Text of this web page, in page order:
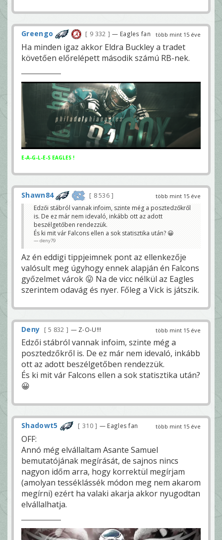
több mint 15 éve
Greengo 9 332 — Eagles fan
Ha minden igaz akkor Eldra Buckley a tradet
követően előrelépett második számú RB-nek.
E-A-G-L-E-S EAGLES !
több mint 15 éve
Shawn84
8 536
Edzői stábról vannak infoim, szinte még a posztedzőkről
is. De ez már nem idevaló, inkább ott az adott
beszélgetőben rendezzük.
És ki mit vár Falcons ellen a sok statisztika után? 😀
deny79
Az én eddigi tippjeimnek pont az ellenkezője
valósult meg úgyhogy ennek alapján én Falcons
győzelmet várok 😛 Na de vicc nélkül az Eagles
szerintem odavág és nyer. Főleg a Vick is játszik.
több mint 15 éve
Deny 5 832 — Z-O-U!!!
Edzői stábról vannak infoim, szinte még a
posztedzőkről is. De ez már nem idevaló, inkább
ott az adott beszélgetőben rendezzük.
És ki mit vár Falcons ellen a sok statisztika után?
😀
több mint 15 éve
Shadowt5 310 — Eagles fan
OFF:
Annó még elvállaltam Asante Samuel
bemutatójának megírását, de sajnos nincs
nagyon időm arra, hogy korrektül megírjam
(amolyan tesséklássék módon meg nem akarom
megírni) ezért ha valaki akarja akkor nyugodtan
elvállalhatja.